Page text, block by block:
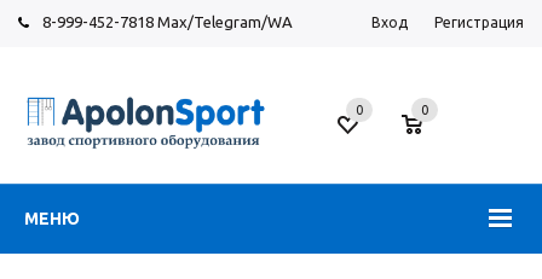
8-999-452-7818 Max/Telegram/WA Вход Регистрация
МЕНЮ
Москва
Новорязанское
0
0